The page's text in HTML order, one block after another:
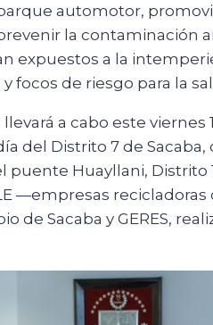
automotor,
la contaminación
expuestos a la
focos de riesgo para la
a cabo este viernes
del Distrito 7 de
Huayllani, Distrito
—empresas
de Sacaba y GERES,